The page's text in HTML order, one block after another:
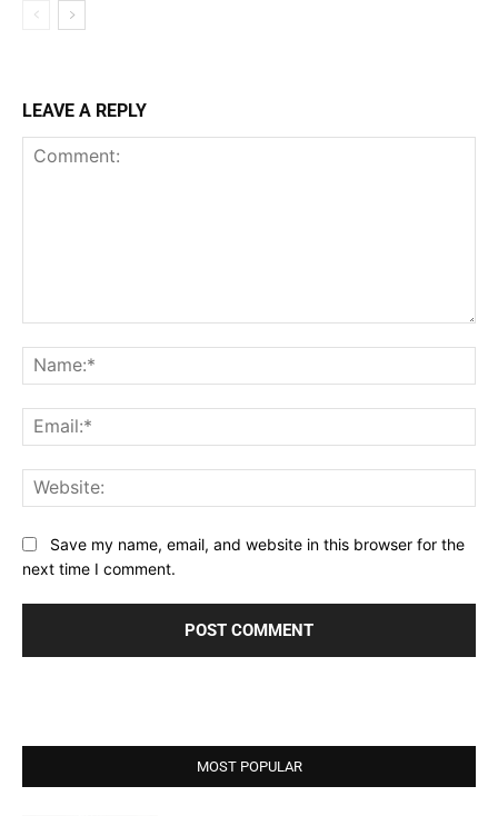
LEAVE A REPLY
Save my name, email, and website in this browser for the
next time I comment.
MOST POPULAR